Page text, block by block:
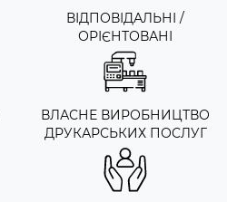
ВІДПОВІДАЛЬНІ /
ОРІЄНТОВАНІ
ВЛАСНЕ ВИРОБНИЦТВО
ДРУКАРСЬКИХ ПОСЛУГ